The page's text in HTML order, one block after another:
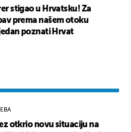
stigao u Hrvatsku! Za
prema našem otoku
poznati Hrvat
otkrio novu situaciju na